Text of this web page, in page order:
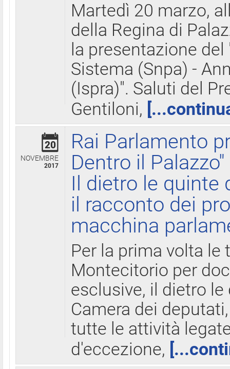
Martedì 20 marzo,
della Regina di
la presentazione
Sistema (Snpa) -
(Ispra)". Saluti del
Gentiloni,
20
NOVEMBRE
2017
Rai Parlamento
Dentro il Palazzo"
Il dietro le quinte
il racconto dei
macchina
Per la prima volta le
Montecitorio per
esclusive, il dietro
Camera dei
tutte le attività
d'eccezione,